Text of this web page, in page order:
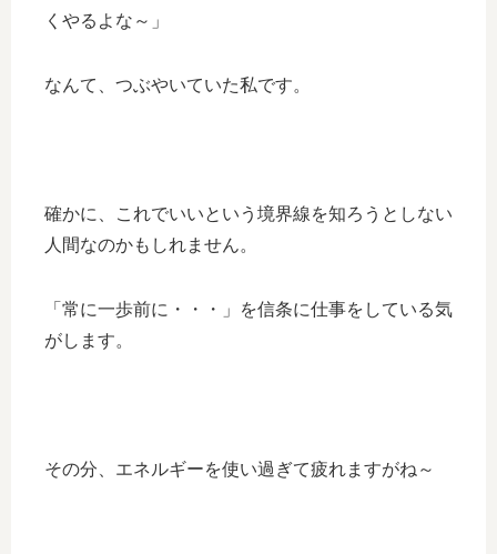
くやるよな～」
なんて、つぶやいていた私です。
確かに、これでいいという境界線を知ろうとしない
人間なのかもしれません。
「常に一歩前に・・・」を信条に仕事をしている気
がします。
その分、エネルギーを使い過ぎて疲れますがね～